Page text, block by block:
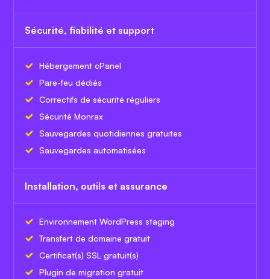
Sécurité, fiabilité et support
Hébergement cPanel
Pare-feu dédiés
Correctifs de sécurité réguliers
Sécurité Monrax
Sauvegardes quotidiennes gratuites
Sauvegardes automatisées
Installation, outils et assurance
Environnement WordPress staging
Transfert de domaine gratuit
Certificat(s) SSL gratuit(s)
Plugin de migration gratuit